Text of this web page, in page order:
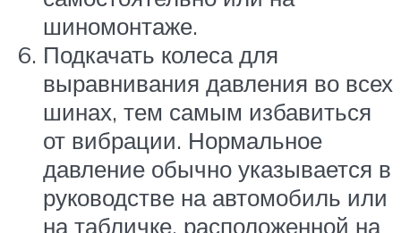
шиномонтаже.
Подкачать колеса для
выравнивания давления во всех
шинах, тем самым избавиться
от вибрации. Нормальное
давление обычно указывается в
руководстве на автомобиль или
на табличке, расположенной на